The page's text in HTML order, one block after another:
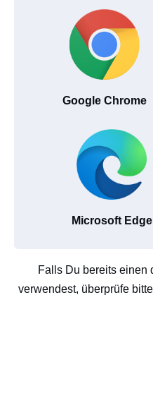
Google Chrome
Microsoft Edge
Falls Du bereits einen
verwendest, überprüfe